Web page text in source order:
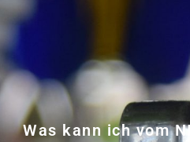
Was kann ich vom